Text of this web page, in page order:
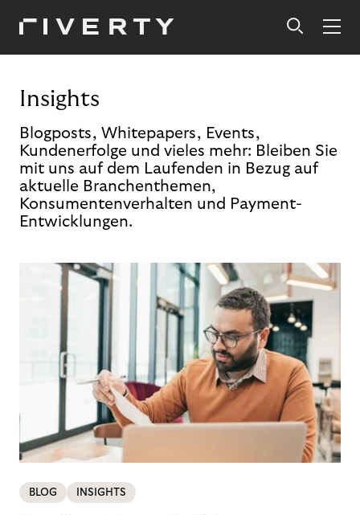
Insights
Blogposts, Whitepapers, Events,
Kundenerfolge und vieles mehr: Bleiben Sie
mit uns auf dem Laufenden in Bezug auf
aktuelle Branchenthemen,
Konsumentenverhalten und Payment-
Entwicklungen.
BLOG INSIGHTS